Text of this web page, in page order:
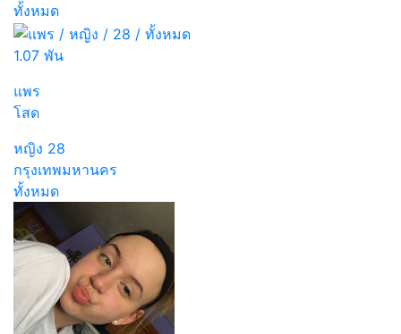
ทั้งหมด
1.07 พัน
แพร
โสด
หญิง 28
กรุงเทพมหานคร
ทั้งหมด